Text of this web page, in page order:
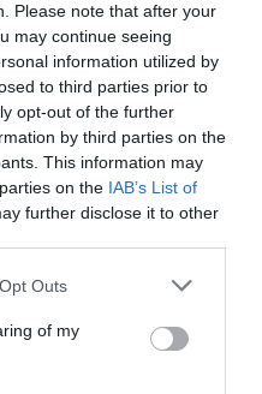
Please note that after your
may continue seeing
information utilized by
to third parties prior to
opt-out of the further
by third parties on the
This information may
on the IAB’s List of
further disclose it to other
Outs
of my
18 mai 2018 - 9 h 32
min
affairistes.
ils AF à la faillite ?
de la même façon.
d’un pays: M.
de pouvoir, aurait
à bord.
pour gagner du
assurer les dépenses